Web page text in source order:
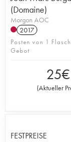
(Domaine)
Morgon AOC
2017
Posten von 1
Gebot
25€
(Aktueller
FESTPREISE